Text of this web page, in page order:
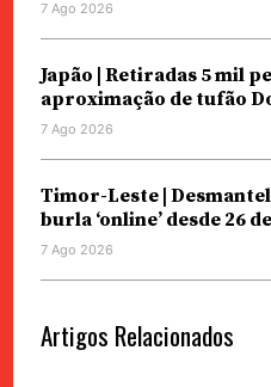
7 Ago 2026
Japão | Retiradas 5 mil
aproximação de tufão
7 Ago 2026
Timor-Leste |
burla ‘online’ desde 26
7 Ago 2026
Artigos Relacionados